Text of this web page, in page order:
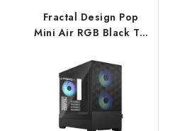
Fractal Design Pop
Mini Air RGB Black TG
06